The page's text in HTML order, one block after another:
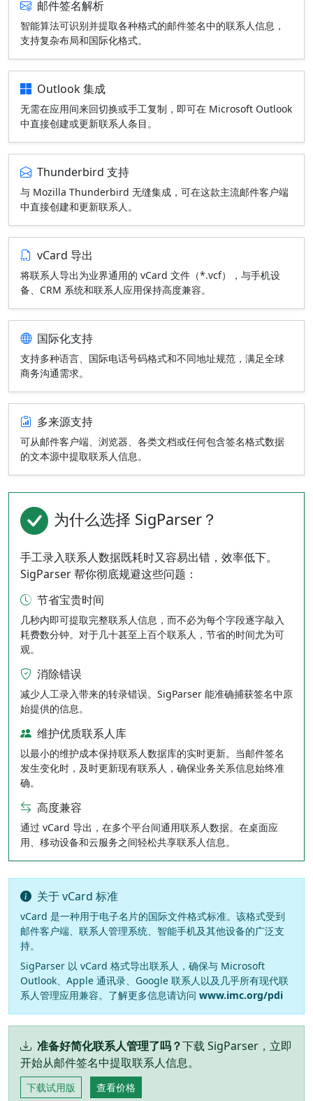
邮件签名解析
智能算法可识别并提取各种格式的邮件签名中的联系人信息，
支持复杂布局和国际化格式。
Outlook 集成
无需在应用间来回切换或手工复制，即可在 Microsoft Outlook
中直接创建或更新联系人条目。
Thunderbird 支持
与 Mozilla Thunderbird 无缝集成，可在这款主流邮件客户端
中直接创建和更新联系人。
vCard 导出
将联系人导出为业界通用的 vCard 文件（*.vcf），与手机设
备、CRM 系统和联系人应用保持高度兼容。
国际化支持
支持多种语言、国际电话号码格式和不同地址规范，满足全球
商务沟通需求。
多来源支持
可从邮件客户端、浏览器、各类文档或任何包含签名格式数据
的文本源中提取联系人信息。
为什么选择 SigParser？
手工录入联系人数据既耗时又容易出错，效率低下。
SigParser 帮你彻底规避这些问题：
节省宝贵时间
几秒内即可提取完整联系人信息，而不必为每个字段逐字敲入
耗费数分钟。对于几十甚至上百个联系人，节省的时间尤为可
观。
消除错误
减少人工录入带来的转录错误。SigParser 能准确捕获签名中原
始提供的信息。
维护优质联系人库
以最小的维护成本保持联系人数据库的实时更新。当邮件签名
发生变化时，及时更新现有联系人，确保业务关系信息始终准
确。
高度兼容
通过 vCard 导出，在多个平台间通用联系人数据。在桌面应
用、移动设备和云服务之间轻松共享联系人信息。
关于 vCard 标准
vCard 是一种用于电子名片的国际文件格式标准。该格式受到
邮件客户端、联系人管理系统、智能手机及其他设备的广泛支
持。
SigParser 以 vCard 格式导出联系人，确保与 Microsoft
Outlook、Apple 通讯录、Google 联系人以及几乎所有现代联
系人管理应用兼容。了解更多信息请访问 www.imc.org/pdi
准备好简化联系人管理了吗？下载 SigParser，立即
开始从邮件签名中提取联系人信息。
下载试用版 查看价格